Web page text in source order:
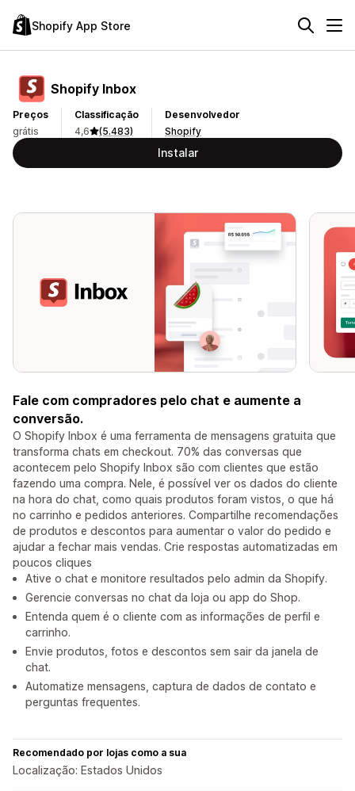
Shopify App Store
Shopify Inbox
Preços
grátis
Classificação
4,6
(5.483)
Desenvolvedor
Shopify
Instalar
Fale com compradores pelo chat e aumente a
conversão.
O Shopify Inbox é uma ferramenta de mensagens gratuita que
transforma chats em checkout. 70% das conversas que
acontecem pelo Shopify Inbox são com clientes que estão
fazendo uma compra. Nele, é possível ver os dados do cliente
na hora do chat, como quais produtos foram vistos, o que há
no carrinho e pedidos anteriores. Compartilhe recomendações
de produtos e descontos para aumentar o valor do pedido e
ajudar a fechar mais vendas. Crie respostas automatizadas em
poucos cliques
Ative o chat e monitore resultados pelo admin da Shopify.
Gerencie conversas no chat da loja ou app do Shop.
Entenda quem é o cliente com as informações de perfil e
carrinho.
Envie produtos, fotos e descontos sem sair da janela de
chat.
Automatize mensagens, captura de dados de contato e
perguntas frequentes.
Recomendado por lojas como a sua
Localização: Estados Unidos